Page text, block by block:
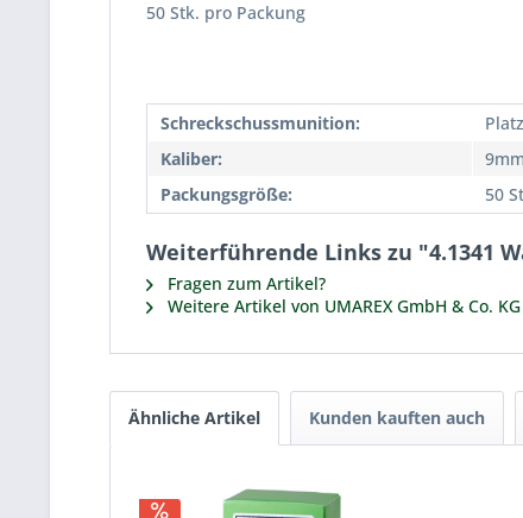
50 Stk. pro Packung
Schreckschussmunition:
Kaliber:
Packungsgröße:
50
Weiterführende Links zu "4.1341
Fragen zum Artikel?
Weitere Artikel von UMAREX GmbH & Co. KG
Ähnliche Artikel Kunden kauften auch